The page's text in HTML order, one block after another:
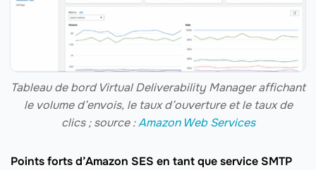
Tableau de bord Virtual Deliverability Manager affichant
le volume d’envois, le taux d’ouverture et le taux de
clics ; source :Amazon Web Services
Points forts d’Amazon SES en tant que service SMTP